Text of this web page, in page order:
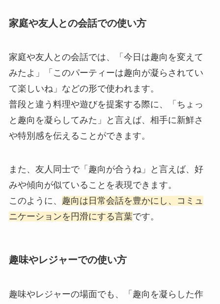
家庭や友人との会話での使い方
家庭や友人との会話では、「今日は趣向を変えて
みたよ」「このパーティーは趣向が凝らされてい
て楽しいね」などの形で使われます。
普段と違う料理や遊びを提案する際に、「ちょっ
と趣向を凝らしてみた」と言えば、相手に新鮮さ
や特別感を伝えることができます。
また、友人同士で「趣向が合うね」と言えば、好
みや傾向が似ていることを表現できます。
このように、 趣向は日常会話を豊かにし、コミュ
ニケーションを円滑にする言葉です。
趣味やレジャーでの使い方
趣味やレジャーの場面でも、「趣向を凝らした作